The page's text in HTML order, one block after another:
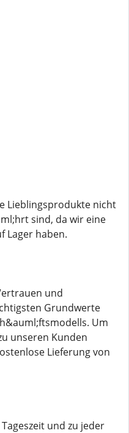
Lieblingsprodukte nicht
sind, da wir eine
Lager haben.
und
Grundwerte
Um
unseren Kunden
Lieferung von
und zu jeder